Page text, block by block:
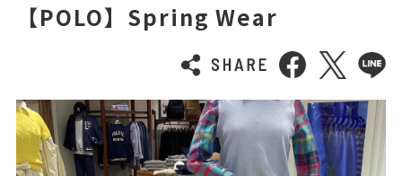
【POLO】Spring Wear